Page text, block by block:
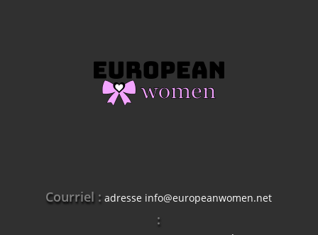
Courriel : adresse info@europeanwomen.net
: